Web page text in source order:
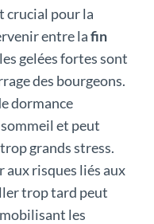
crucial pour la
entre lafin
gelées fortes sont
des bourgeons.
dormance
et peut
grands stress.
risques liés aux
trop tard peut
les